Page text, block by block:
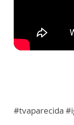
#tvaparecida